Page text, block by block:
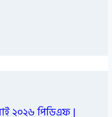
২০২৬ পিডিএফ |